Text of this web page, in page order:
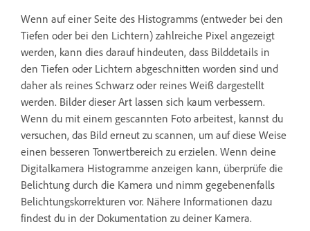
Wenn auf einer Seite des Histogramms (entweder bei den
Tiefen oder bei den Lichtern) zahlreiche Pixel angezeigt
werden, kann dies darauf hindeuten, dass Bilddetails in
den Tiefen oder Lichtern abgeschnitten worden sind und
daher als reines Schwarz oder reines Weiß dargestellt
werden. Bilder dieser Art lassen sich kaum verbessern.
Wenn du mit einem gescannten Foto arbeitest, kannst du
versuchen, das Bild erneut zu scannen, um auf diese Weise
einen besseren Tonwertbereich zu erzielen. Wenn deine
Digitalkamera Histogramme anzeigen kann, überprüfe die
Belichtung durch die Kamera und nimm gegebenenfalls
Belichtungskorrekturen vor. Nähere Informationen dazu
findest du in der Dokumentation zu deiner Kamera.